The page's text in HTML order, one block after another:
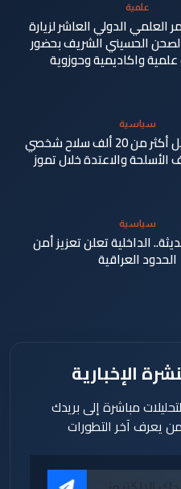
علمية
العلمي الدولي العاشر لزيارة
الحسيني الشريف بحضور
واكاديمية وحوزوية
سياسية
الداخلية: تسجيل أكثر من 20 ألف سلاح شخصي
الأسلحة والاعتدة خلال تموز
سياسية
الداخلية تعلن تعزيز أمن
الحدود العراقية
الإخبارية
مباشرة إلى بريدك
يعرف آخر التطورات